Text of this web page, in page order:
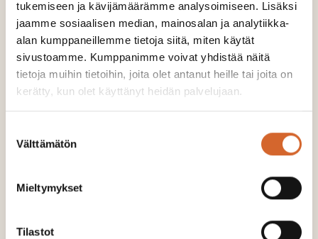
tukemiseen ja kävijämäärämme analysoimiseen. Lisäksi
jaamme sosiaalisen median, mainosalan ja analytiikka-
alan kumppaneillemme tietoja siitä, miten käytät
sivustoamme. Kumppanimme voivat yhdistää näitä
tietoja muihin tietoihin, joita olet antanut heille tai joita on
kerätty, kun olet käyttänyt heidän palvelujaan.
valinta
Välttämätön
Mieltymykset
Tilastot
Soilfood Boost NPKS är ett organiskt,
koncentrerat flytande gödselmedel för
koncentrering av sväm. Produkten är lämplig för
ekologisk produktion. Soil…